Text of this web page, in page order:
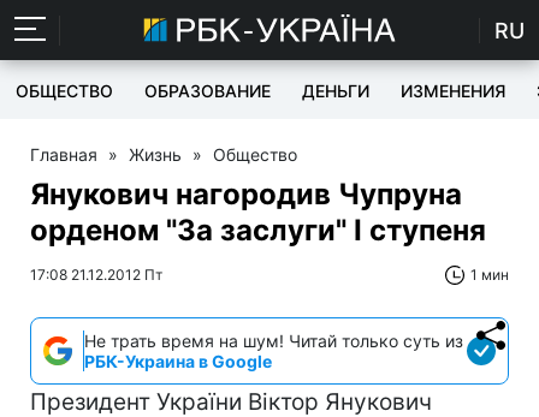
RU
ОБЩЕСТВО ОБРАЗОВАНИЕ ДЕНЬГИ ИЗМЕНЕНИЯ
Главная » Жизнь » Общество
Янукович нагородив Чупруна
орденом "За заслуги" I ступеня
17:08 21.12.2012 Пт 1 мин
Не трать время на шум! Читай только суть из
РБК-Украина в Google
Президент України Віктор Янукович